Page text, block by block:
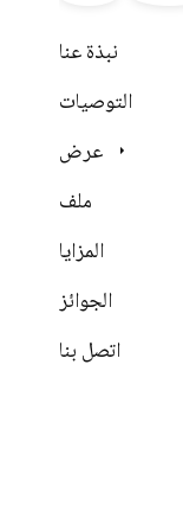
نبذة عنا
التوصيات
عرض
ملف
المزايا
الجوائز
اتصل بنا